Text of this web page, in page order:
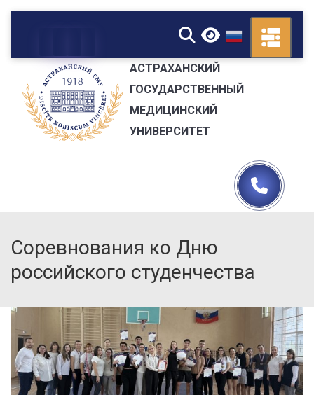
▼
АСТРАХАНСКИЙ
ГОСУДАРСТВЕННЫЙ
МЕДИЦИНСКИЙ
УНИВЕРСИТЕТ
Соревнования ко Дню
российского студенчества